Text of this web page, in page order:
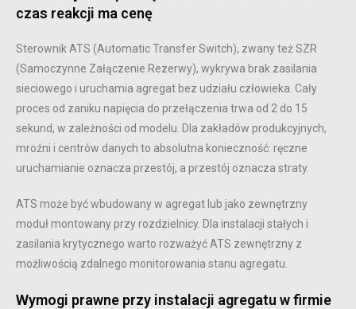
czas reakcji ma cenę
Sterownik ATS (Automatic Transfer Switch), zwany też SZR
(Samoczynne Załączenie Rezerwy), wykrywa brak zasilania
sieciowego i uruchamia agregat bez udziału człowieka. Cały
proces od zaniku napięcia do przełączenia trwa od 2 do 15
sekund, w zależności od modelu. Dla zakładów produkcyjnych,
mroźni i centrów danych to absolutna konieczność: ręczne
uruchamianie oznacza przestój, a przestój oznacza straty.
ATS może być wbudowany w agregat lub jako zewnętrzny
moduł montowany przy rozdzielnicy. Dla instalacji stałych i
zasilania krytycznego warto rozważyć ATS zewnętrzny z
możliwością zdalnego monitorowania stanu agregatu.
Wymogi prawne przy instalacji agregatu w firmie